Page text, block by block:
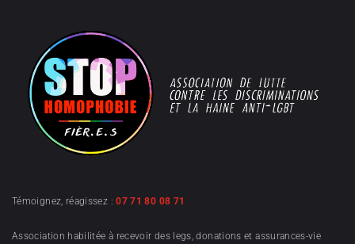
Témoignez, réagissez :07 71 80 08 71
Association habilitée à recevoir des legs, donations et assurances-vie